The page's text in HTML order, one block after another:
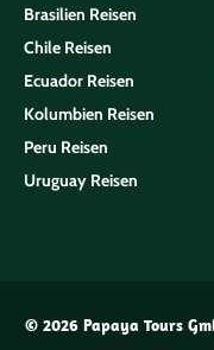
Brasilien Reisen
Chile Reisen
Ecuador Reisen
Kolumbien Reisen
Peru Reisen
Uruguay Reisen
© 2026 Papaya Tours